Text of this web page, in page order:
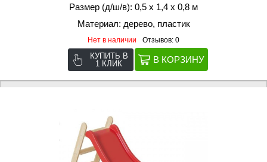
Размер (д/ш/в): 0,5 х 1,4 х 0,8 м
Материал: дерево, пластик
Нет в наличии Отзывов: 0
КУПИТЬ В
1 КЛИК